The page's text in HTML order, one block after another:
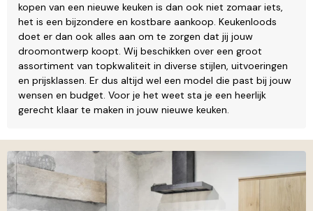
kopen van een nieuwe keuken is dan ook niet zomaar iets,
het is een bijzondere en kostbare aankoop. Keukenloods
doet er dan ook alles aan om te zorgen dat jij jouw
droomontwerp koopt. Wij beschikken over een groot
assortiment van topkwaliteit in diverse stijlen, uitvoeringen
en prijsklassen. Er dus altijd wel een model die past bij jouw
wensen en budget. Voor je het weet sta je een heerlijk
gerecht klaar te maken in jouw nieuwe keuken.